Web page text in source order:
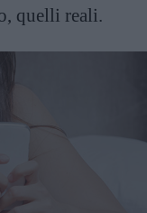
quelli reali.